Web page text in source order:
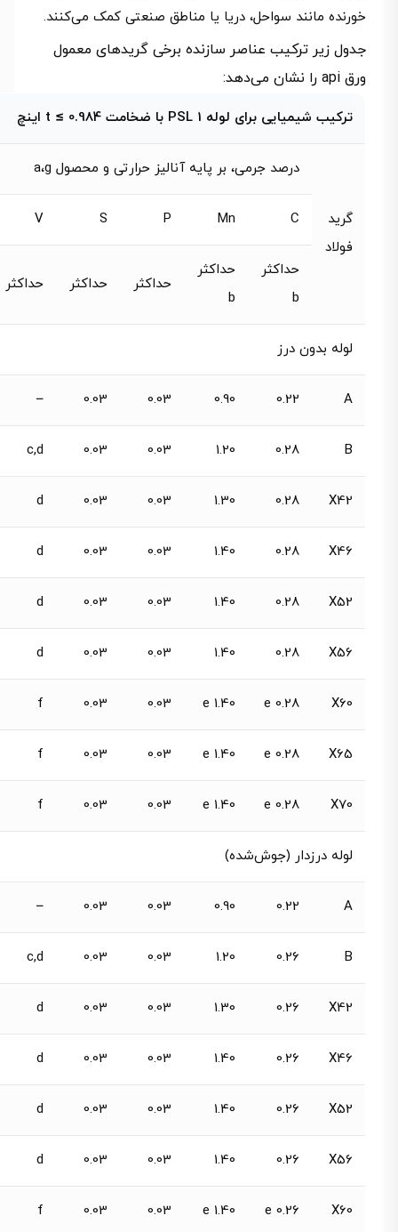
خورنده مانند سواحل، دریا یا مناطق صنعتی کمک می‌کنند.
جدول زیر ترکیب‌ عناصر سازنده برخی گریدهای معمول
ورق api را نشان می‌دهد:
ترکیب شیمیایی برای لوله PSL 1 با ضخامت t ≤ 0.984 اینچ
گرید
فولاد
درصد جرمی، بر پایه آنالیز حرارتی و محصول a،g
C
Mn
P
S
V
حداکثر
b
حداکثر
b
حداکثر حداکثر حداکثر
لوله بدون درز
A
0.22
0.90
0.03
0.03
–
B
0.28
1.20
0.03
0.03
c,d
X42
0.28
1.30
0.03
0.03
d
X46
0.28
1.40
0.03
0.03
d
X52
0.28
1.40
0.03
0.03
d
X56
0.28
1.40
0.03
0.03
d
X60
0.28 e
1.40 e
0.03
0.03
f
X65
0.28 e
1.40 e
0.03
0.03
f
X70
0.28 e
1.40 e
0.03
0.03
f
لوله درزدار (جوش‌شده)
A
0.22
0.90
0.03
0.03
–
B
0.26
1.20
0.03
0.03
c,d
X42
0.26
1.30
0.03
0.03
d
X46
0.26
1.40
0.03
0.03
d
X52
0.26
1.40
0.03
0.03
d
X56
0.26
1.40
0.03
0.03
d
X60
0.26 e
1.40 e
0.03
0.03
f